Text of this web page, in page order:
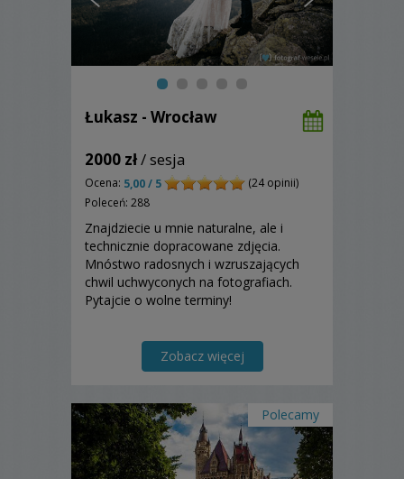
Łukasz - Wrocław
2000 zł/ sesja
Ocena: 5,00 / 5
(24 opinii)
Poleceń: 288
Znajdziecie u mnie naturalne, ale i
technicznie dopracowane zdjęcia.
Mnóstwo radosnych i wzruszających
chwil uchwyconych na fotografiach.
Pytajcie o wolne terminy!
Zobacz więcej
Polecamy